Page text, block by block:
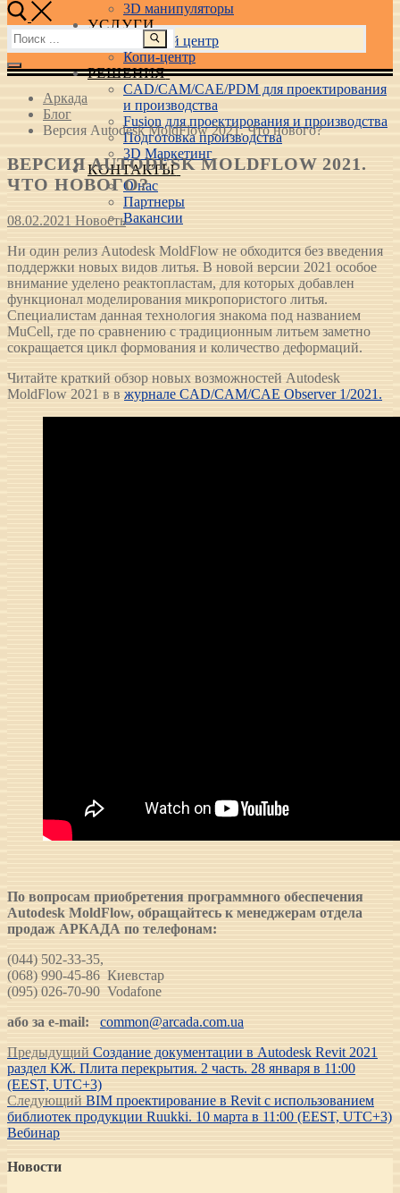
3D манипуляторы
УСЛУГИ
Учебный центр
Копи-центр
РЕШЕНИЯ
CAD/CAM/CAE/PDM для проектирования
и производства
Fusion для проектирования и производства
Подготовка производства
3D Маркетинг
КОНТАКТЫ
О нас
Партнеры
Вакансии
Найти:
Аркада
Блог
Версия Autodesk MoldFlow 2021. Что нового?
ВЕРСИЯ AUTODESK MOLDFLOW 2021.
ЧТО НОВОГО?
08.02.2021 Новость
Ни один релиз Autodesk MoldFlow не обходится без введения
поддержки новых видов литья. В новой версии 2021 особое
внимание уделено реактопластам, для которых добавлен
функционал моделирования микропористого литья.
Специалистам данная технология знакома под названием
MuCell, где по сравнению с традиционным литьем заметно
сокращается цикл формования и количество деформаций.
Читайте краткий обзор новых возможностей Autodesk
MoldFlow 2021 в в журнале CAD/CAM/CAE Observer 1/2021.
По вопросам приобретения программного обеспечения
Autodesk MoldFlow, обращайтесь к менеджерам отдела
продаж АРКАДА по телефонам:
(044) 502-33-35,
(068) 990-45-86 Киевстар
(095) 026-70-90 Vodafone
або за e-mail:
common@arcada.com.ua
Навигация
по
записям
Предыдущий Предыдущая
запись:
Создание документации в Autodesk Revit 2021
раздел КЖ. Плита перекрытия. 2 часть. 28 января в 11:00
(EEST, UTC+3)
Следующий Следующая
запись:
BIM проектирование в Revit с использованием
библиотек продукции Ruukki. 10 марта в 11:00 (EEST, UTC+3)
Вебинар
Новости